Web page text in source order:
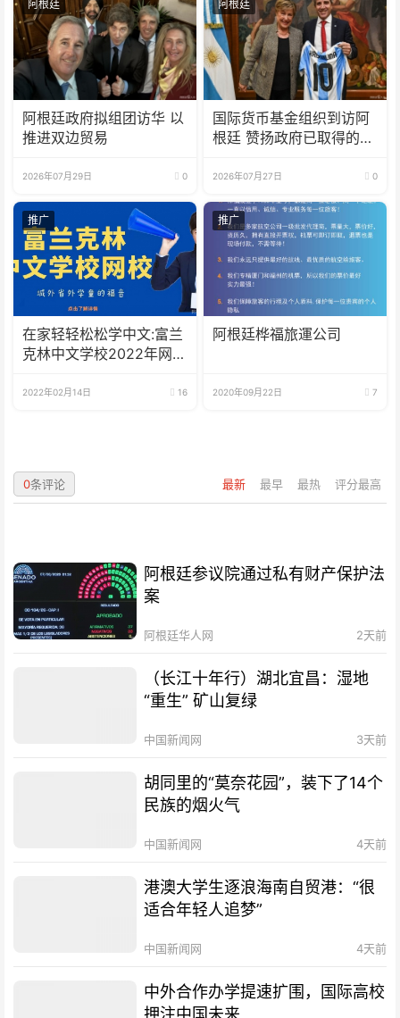
阿根廷
阿根廷政府拟组团访华 以
推进双边贸易
2026年07月29日 0
阿根廷
国际货币基金组织到访阿
根廷 赞扬政府已取得的成
2026年07月27日 0
推广
在家轻轻松松学中文:富兰
克林中文学校2022年网校
2022年02月14日 16
推广
阿根廷桦福旅運公司
2020年09月22日 7
最新 最早 最热 评分最高
0条评论
阿根廷参议院通过私有财产保护法
案
阿根廷华人网 2天前
（长江十年行）湖北宜昌：湿地
“重生” 矿山复绿
中国新闻网 3天前
胡同里的“莫奈花园”，装下了14个
民族的烟火气
中国新闻网 4天前
港澳大学生逐浪海南自贸港：“很
适合年轻人追梦”
中国新闻网 4天前
中外合作办学提速扩围，国际高校